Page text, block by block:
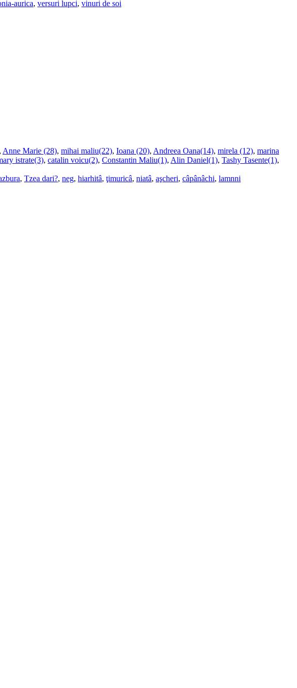
aurica, versuri lupci, vinuri de soi
, Anne Marie (28), mihai maliu(22), Ioana (20), Andreea Oana(14), mirela (12), marina
istrate(3), catalin voicu(2), Constantin Maliu(1), Alin Daniel(1), Tashy Tasente(1),
, Tzea dari?, neg, hiarhitâ, ţimuricâ, niatâ, aşcheri, câpânâchi, lamnni